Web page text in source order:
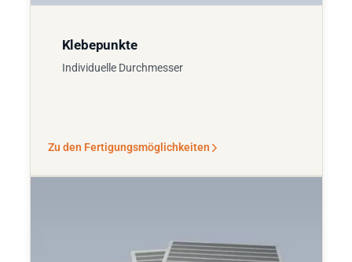
Klebepunkte
Individuelle Durchmesser
Zu den Fertigungsmöglichkeiten